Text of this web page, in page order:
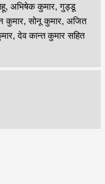
अभिषेक कुमार, गुड्डू
कुमार, सोनू कुमार, अजित
देव कान्त कुमार सहित